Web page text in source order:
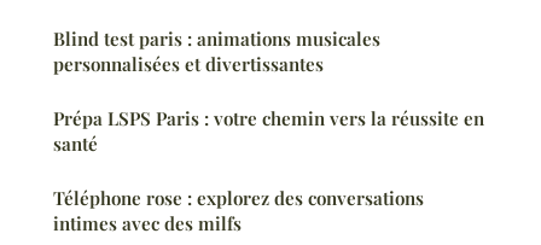
Blind test paris : animations musicales
personnalisées et divertissantes
Prépa LSPS Paris : votre chemin vers la réussite en
santé
Téléphone rose : explorez des conversations
intimes avec des milfs